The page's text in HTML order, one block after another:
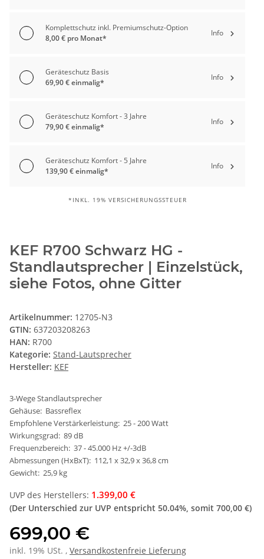
Komplettschutz inkl. Premiumschutz-Option
8,00 € pro Monat*
Info
Geräteschutz Basis
69,90 € einmalig*
Info
Geräteschutz Komfort - 3 Jahre
79,90 € einmalig*
Info
Geräteschutz Komfort - 5 Jahre
139,90 € einmalig*
Info
*INKL. 19% VERSICHERUNGSSTEUER
KEF R700 Schwarz HG -
Standlautsprecher | Einzelstück,
siehe Fotos, ohne Gitter
Artikelnummer: 12705-N3
GTIN: 637203208263
HAN: R700
Kategorie: Stand-Lautsprecher
Hersteller: KEF
3-Wege Standlautsprecher
Gehäuse: Bassreflex
Empfohlene Verstärkerleistung: 25 - 200 Watt
Wirkungsgrad: 89 dB
Frequenzbereich: 37 - 45.000 Hz +/-3dB
Abmessungen (HxBxT): 112,1 x 32,9 x 36,8 cm
Gewicht: 25,9 kg
UVP des Herstellers: 1.399,00 €
(Der Unterschied zur UVP entspricht 50.04%, somit 700,00 €)
699,00 €
inkl. 19% USt. , Versandkostenfreie Lieferung